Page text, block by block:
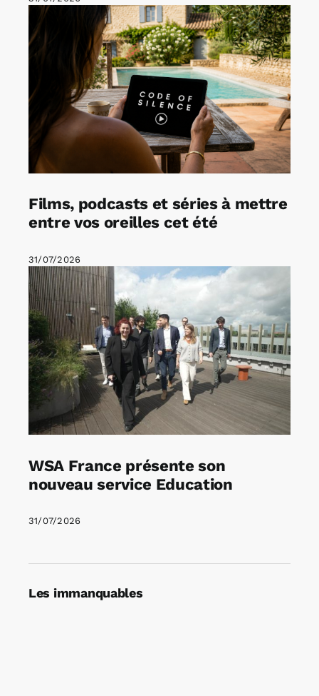
Films, podcasts et séries à mettre
entre vos oreilles cet été
31/07/2026
WSA France présente son
nouveau service Education
31/07/2026
Les immanquables